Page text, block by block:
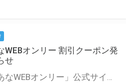
WEBオンリー 割引クーポン発
せ
「とらのあなWEBオンリー」公式サイトでとらのあな通販の「割引クーポン」を配布中！ イベントごとに開催当日限定で使える割引クーポンのシリアルコードを発行します。 とらのあなWEBオンリーのページをチェックして、イベント当日にお得にお買い物を楽しみましょう♪ ※本キャンペーンは予告なく終了する場合がございます。 とらのあなWEBオンリーサイトはこちら